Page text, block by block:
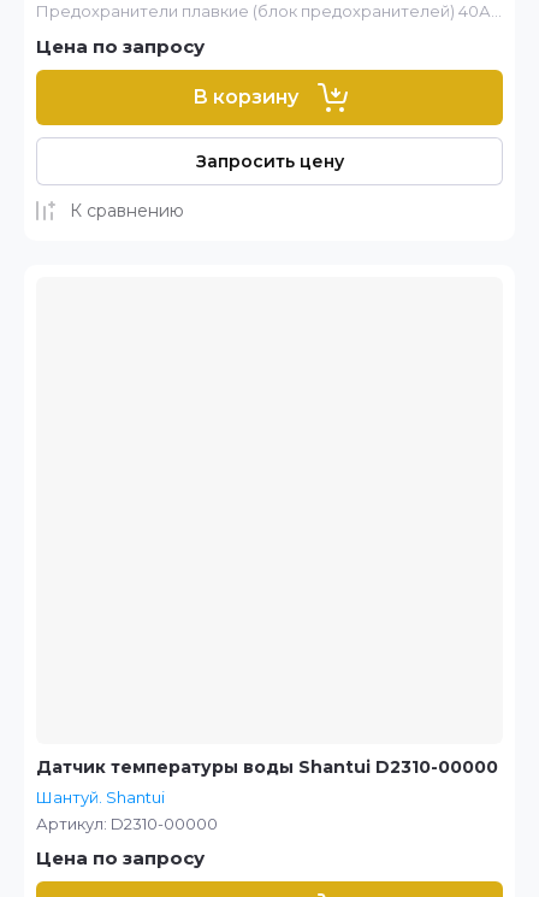
Предохранители плавкие (блок предохранителей) 40А...
Цена по запросу
В корзину
Запросить цену
К сравнению
Датчик температуры воды Shantui D2310-00000
Шантуй. Shantui
Артикул: D2310-00000
Цена по запросу